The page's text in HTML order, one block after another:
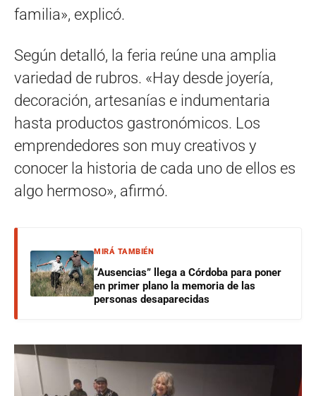
familia», explicó.
Según detalló, la feria reúne una amplia
variedad de rubros. «Hay desde joyería,
decoración, artesanías e indumentaria
hasta productos gastronómicos. Los
emprendedores son muy creativos y
conocer la historia de cada uno de ellos es
algo hermoso», afirmó.
MIRÁ TAMBIÉN
“Ausencias” llega a Córdoba para poner
en primer plano la memoria de las
personas desaparecidas